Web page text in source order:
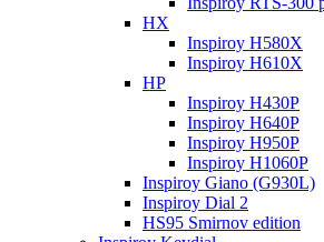
HX
Inspiroy H580X
Inspiroy H610X
HP
Inspiroy H430P
Inspiroy H640P
Inspiroy H950P
Inspiroy H1060P
Inspiroy Giano (G930L)
Inspiroy Dial 2
HS95 Smirnov edition